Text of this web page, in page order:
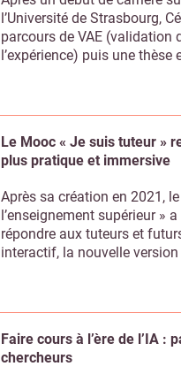
l’Université de Strasbourg,
parcours de VAE (validation
l’expérience) puis une thèse
Le Mooc « Je suis tuteur »
plus pratique et immersive
Après sa création en 2021,
l’enseignement supérieur »
répondre aux tuteurs et
interactif, la nouvelle
Faire cours à l’ère de l’IA :
chercheurs